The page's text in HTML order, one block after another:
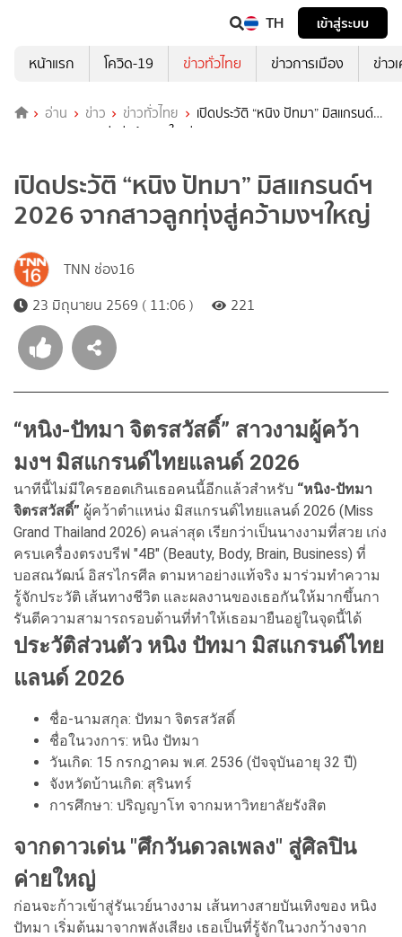
TH
เข้าสู่ระบบ
หน้าแรก
โควิด-19 ข่าวทั่วไทย ข่าวการเมือง ข่าว
อ่าน ข่าว ข่าวทั่วไทย
เปิดประวัติ “หนิง ปัทมา” มิสแกรนด์ฯ
2026 จากสาวลูกทุ่งสู่คว้ามงฯใหญ่
เปิดประวัติ “หนิง ปัทมา” มิสแกรนด์ฯ
2026 จากสาวลูกทุ่งสู่คว้ามงฯใหญ่
TNN ช่อง16
23 มิถุนายน 2569 ( 11:06 )
221
“หนิง-ปัทมา จิตรสวัสดิ์” สาวงามผู้คว้า
มงฯ มิสแกรนด์ไทยแลนด์ 2026
นาทีนี้ไม่มีใครฮอตเกินเธอคนนี้อีกแล้วสำหรับ “หนิง-ปัทมา
จิตรสวัสดิ์” ผู้คว้าตำแหน่ง มิสแกรนด์ไทยแลนด์ 2026 (Miss
Grand Thailand 2026) คนล่าสุด เรียกว่าเป็นนางงามที่สวย เก่ง
ครบเครื่องตรงบรีฟ "4B" (Beauty, Body, Brain, Business) ที่
บอสณวัฒน์ อิสรไกรศีล ตามหาอย่างแท้จริง มาร่วมทำความ
รู้จักประวัติ เส้นทางชีวิต และผลงานของเธอกันให้มากขึ้นกา
รันตีความสามารถรอบด้านที่ทำให้เธอมายืนอยู่ในจุดนี้ได้
ประวัติส่วนตัว หนิง ปัทมา มิสแกรนด์ไทย
แลนด์ 2026
ชื่อ-นามสกุล: ปัทมา จิตรสวัสดิ์
ชื่อในวงการ: หนิง ปัทมา
วันเกิด: 15 กรกฎาคม พ.ศ. 2536 (ปัจจุบันอายุ 32 ปี)
จังหวัดบ้านเกิด: สุรินทร์
การศึกษา: ปริญญาโท จากมหาวิทยาลัยรังสิต
จากดาวเด่น "ศึกวันดวลเพลง" สู่ศิลปิน
ค่ายใหญ่
ก่อนจะก้าวเข้าสู่รันเวย์นางงาม เส้นทางสายบันเทิงของ หนิง
ปัทมา เริ่มต้นมาจากพลังเสียง เธอเป็นที่รู้จักในวงกว้างจาก